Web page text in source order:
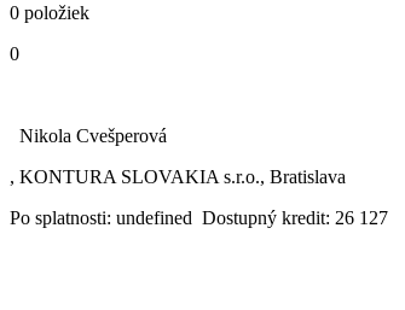
0 položiek
0
Nikola Cvešperová
, KONTURA SLOVAKIA s.r.o., Bratislava
Po splatnosti: undefined Dostupný kredit: 26 127